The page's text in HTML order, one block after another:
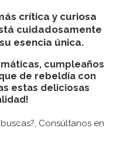
crítica y curiosa
cuidadosamente
esencia única.
cumpleaños
de rebeldía con
estas deliciosas
Consúltanos en